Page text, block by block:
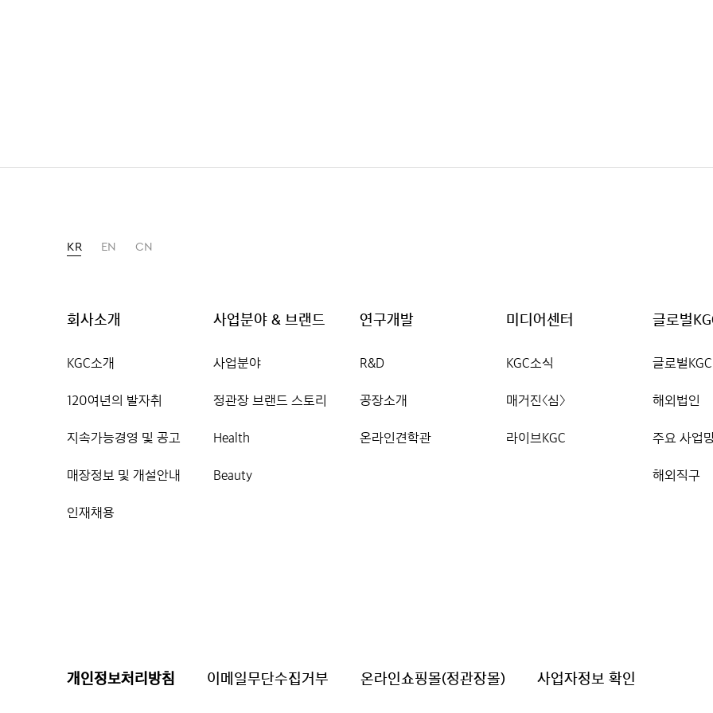
KR EN CN
회사소개
KGC소개
120여년의 발자취
지속가능경영 및 공고
매장정보 및 개설안내
인재채용
사업분야 & 브랜드
사업분야
정관장 브랜드 스토리
Health
Beauty
연구개발
R&D
공장소개
온라인견학관
미디어센터
KGC소식
매거진〈심〉
라이브KGC
글로벌
글로벌
해외법인
주요 사업
해외직구
개인정보처리방침 이메일무단수집거부 온라인쇼핑몰(정관장몰) 사업자정보 확인